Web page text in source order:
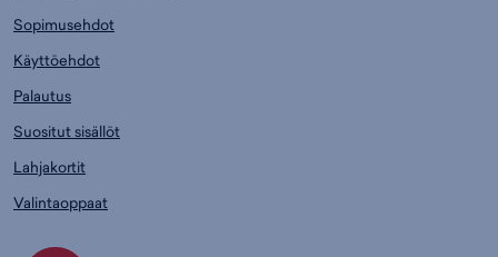
Sopimusehdot
Käyttöehdot
Palautus
Suositut sisällöt
Lahjakortit
Valintaoppaat